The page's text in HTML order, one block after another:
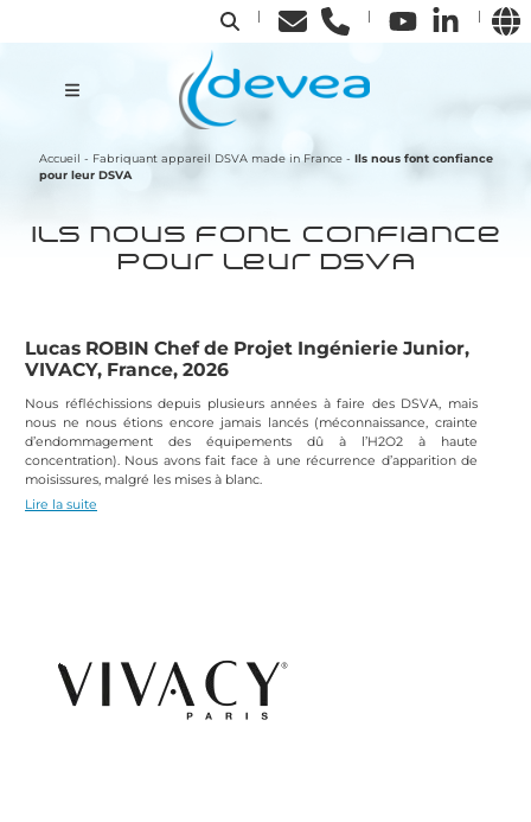
| | |
Accueil - Fabriquant appareil DSVA made in France - Ils nous font confiance
pour leur DSVA
Ils nous font confiance
pour leur DSVA
Lucas ROBIN Chef de Projet Ingénierie Junior,
VIVACY, France, 2026
Nous réfléchissions depuis plusieurs années à faire des DSVA, mais
nous ne nous étions encore jamais lancés (méconnaissance, crainte
d’endommagement des équipements dû à l’H2O2 à haute
concentration). Nous avons fait face à une récurrence d’apparition de
moisissures, malgré les mises à blanc.
Lire la suite